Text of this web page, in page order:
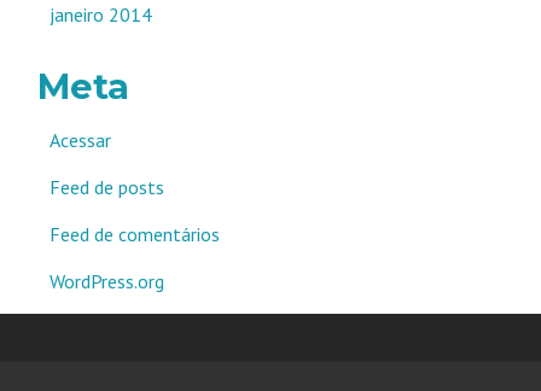
janeiro 2014
Meta
Acessar
Feed de posts
Feed de comentários
WordPress.org